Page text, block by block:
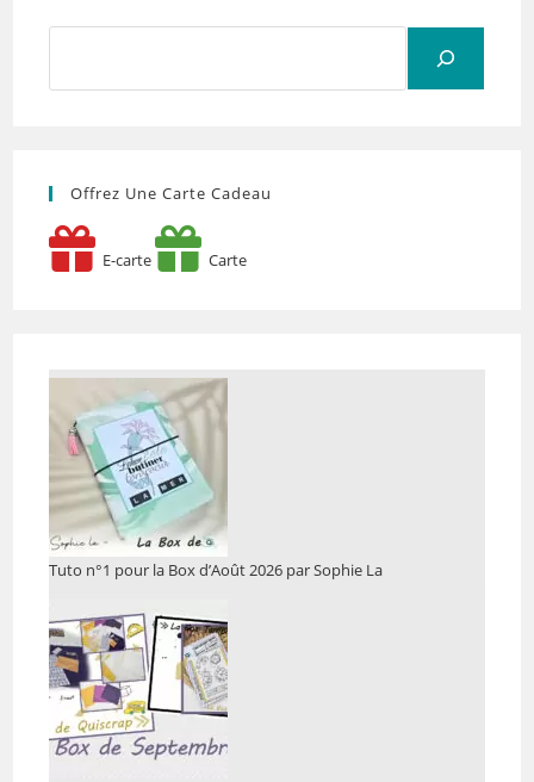
Offrez Une Carte Cadeau
E-carte Carte
Tuto n°1 pour la Box d’Août 2026 par Sophie La